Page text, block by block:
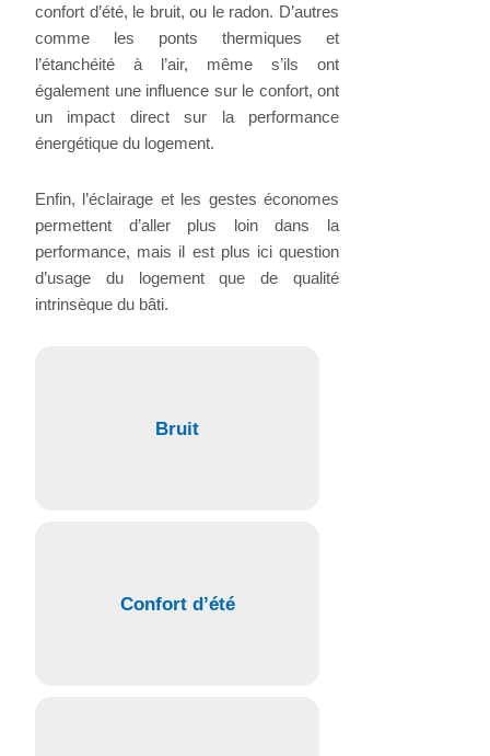
confort d’été, le bruit, ou le radon. D’autres
comme les ponts thermiques et
l’étanchéité à l’air, même s’ils ont
également une influence sur le confort, ont
un impact direct sur la performance
énergétique du logement.
Enfin, l’éclairage et les gestes économes
permettent d’aller plus loin dans la
performance, mais il est plus ici question
d’usage du logement que de qualité
intrinsèque du bâti.
Bruit
Confort d’été